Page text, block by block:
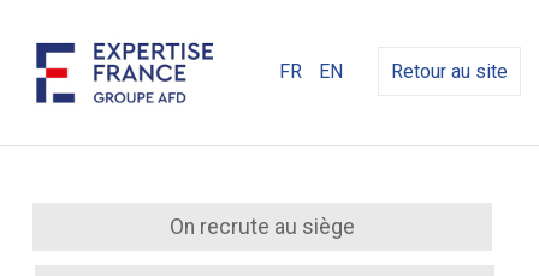
FR EN Retour au site
On recrute au siège